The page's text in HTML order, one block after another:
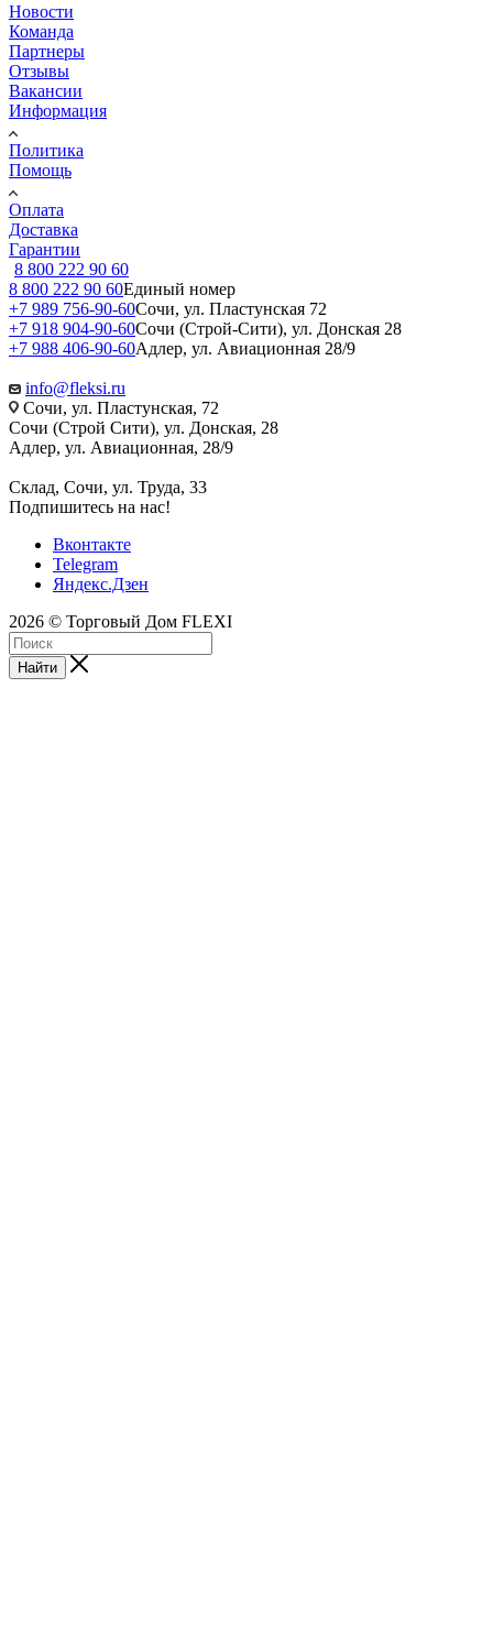
Новости
Команда
Партнеры
Отзывы
Вакансии
Информация
Политика
Помощь
Оплата
Доставка
Гарантии
8 800 222 90 60
8 800 222 90 60Единый номер
+7 989 756-90-60Сочи, ул. Пластунская 72
+7 918 904-90-60Сочи (Строй-Сити), ул. Донская 28
+7 988 406-90-60Адлер, ул. Авиационная 28/9
info@fleksi.ru
Сочи, ул. Пластунская, 72
Сочи (Строй Сити), ул. Донская, 28
Адлер, ул. Авиационная, 28/9
Склад, Сочи, ул. Труда, 33
Подпишитесь на нас!
Вконтакте
Telegram
Яндекс.Дзен
2026 © Торговый Дом FLEXI
Найти